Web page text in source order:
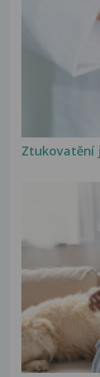
Ztukovatění